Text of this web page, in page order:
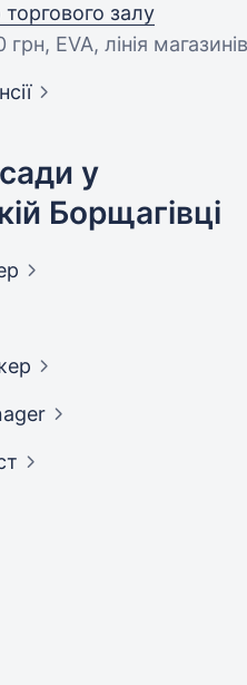
торгового залу
грн, EVA, лінія
у
Борщагівці